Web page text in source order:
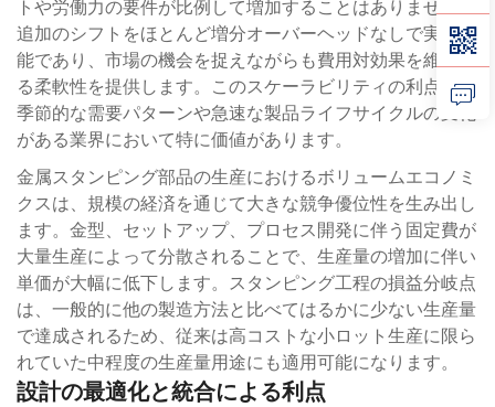
トや労働力の要件が比例して増加することはありません。
追加のシフトをほとんど増分オーバーヘッドなしで実施可
能であり、市場の機会を捉えながらも費用対効果を維持す
る柔軟性を提供します。このスケーラビリティの利点は、
季節的な需要パターンや急速な製品ライフサイクルの変化
がある業界において特に価値があります。
金属スタンピング部品の生産におけるボリュームエコノミ
クスは、規模の経済を通じて大きな競争優位性を生み出し
ます。金型、セットアップ、プロセス開発に伴う固定費が
大量生産によって分散されることで、生産量の増加に伴い
単価が大幅に低下します。スタンピング工程の損益分岐点
は、一般的に他の製造方法と比べてはるかに少ない生産量
で達成されるため、従来は高コストな小ロット生産に限ら
れていた中程度の生産量用途にも適用可能になります。
設計の最適化と統合による利点